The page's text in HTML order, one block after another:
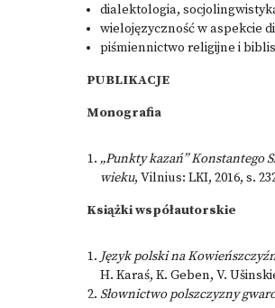
dialektologia,
wielojęzyczność w aspekcie
piśmiennictwo religijne i
PUBLIKACJE
Monografia
„Punkty kazań” Konstantego
wieku, Vilnius: LKI, 2016, s.
Książki współautorskie
Język polski na
H. Karaś, K. Geben, V.
Słownictwo polszczyzny